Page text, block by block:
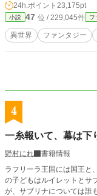
24h.ポイント 23,175pt
小説 47 位 / 229,045件 フ
異世界 ファンタジー
4
一糸報いて、幕は下
野村にれ
書籍情報
ラフリーラ王国には国王と、王子と王女が
の子どもはルイレットとサブリナだけであ
が、サブリナについては誰